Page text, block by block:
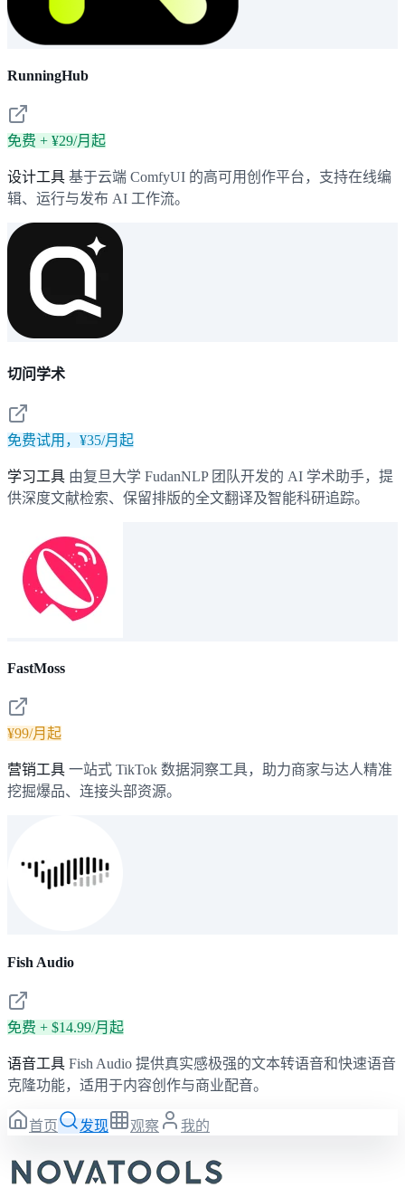
RunningHub
免费 + ¥29/月起
设计工具 基于云端 ComfyUI 的高可用创作平台，支持在线编
辑、运行与发布 AI 工作流。
切问学术
免费试用，¥35/月起
学习工具 由复旦大学 FudanNLP 团队开发的 AI 学术助手，提
供深度文献检索、保留排版的全文翻译及智能科研追踪。
FastMoss
¥99/月起
营销工具 一站式 TikTok 数据洞察工具，助力商家与达人精准
挖掘爆品、连接头部资源。
Fish Audio
免费 + $14.99/月起
语音工具 Fish Audio 提供真实感极强的文本转语音和快速语音
克隆功能，适用于内容创作与商业配音。
首页 发现 观察 我的